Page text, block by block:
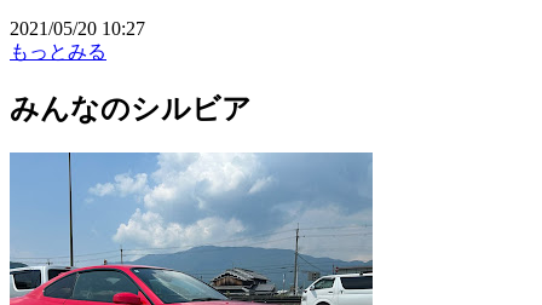
2021/05/20 10:27
もっとみる
みんなのシルビア